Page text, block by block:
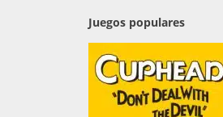
Juegos populares